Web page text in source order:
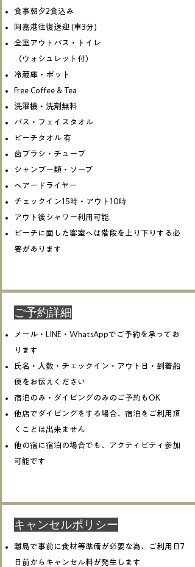
食事朝夕2食込み
阿嘉港往復送迎 (車3分)
全室アウトバス・トイレ
​（ウォシュレット付）
冷蔵庫・ポット
Free Coffee & Tea
洗濯機・洗剤無料
バス・フェイスタオル
ビーチタオル 有
歯ブラシ・チューブ
シャンプー類・ソープ
ヘアードライヤー
チェックイン15時・アウト10時
アウト後シャワー利用可能
ビーチに面した客室へは階段を上り下りする必
要があります
​ご予約詳細
メール・LINE・WhatsAppでご予約を承ってお
ります
氏名・人数・チェックイン・アウト日・到着船
便をお伝えください​
宿泊のみ・ダイビングのみのご予約もOK
他店でダイビングをする場合、宿泊をご利用頂
くことは出来ません​
他の宿に宿泊の場合でも、アクティビティ参加
可能です
​キャンセルポリシー
離島で事前に食材等準備が必要な為、ご利用日7
日前からキャンセル料が発生します